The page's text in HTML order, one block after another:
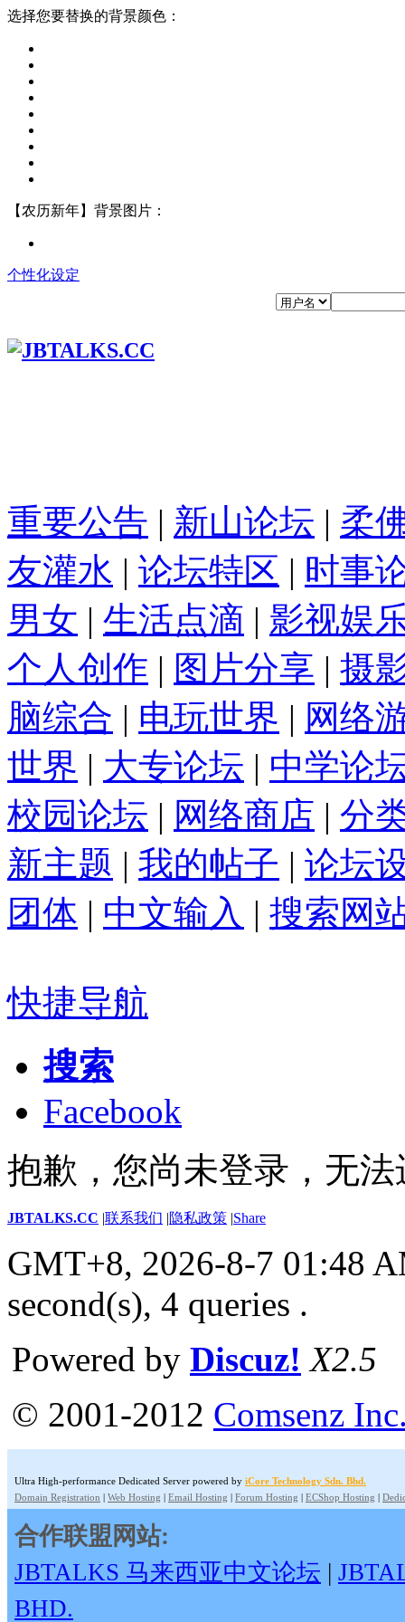
选择您要替换的背景颜色：
【农历新年】背景图片：
个性化设定
重要公告 | 新山论坛 | 柔
友灌水 | 论坛特区 | 时事
男女 | 生活点滴 | 影视娱
个人创作 | 图片分享 | 摄
脑综合 | 电玩世界 | 网络
世界 | 大专论坛 | 中学论
校园论坛 | 网络商店 | 分
新主题 | 我的帖子 | 论坛
团体 | 中文输入 | 搜索网
快捷导航
搜索
Facebook
抱歉，您尚未登录，无
JBTALKS.CC |联系我们 |隐私政策 |Share
GMT+8, 2026-8-7 01:48
second(s), 4 queries .
Powered by Discuz! X2.5
© 2001-2012 Comsenz
Ultra High-performance Dedicated Server powered by iCore Technology Sdn. Bhd.
Domain Registration | Web Hosting | Email Hosting | Forum Hosting | ECShop Hosting |
合作联盟网站:
JBTALKS 马来西亚中文论坛 |
BHD.